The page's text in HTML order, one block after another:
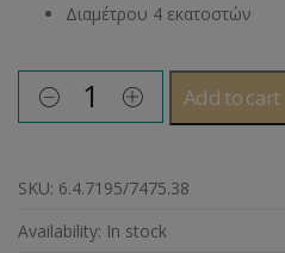
Διαμέτρου 4 εκατοστών
Add to cart
SKU: 6.4.7195/7475.38
Availability: In stock